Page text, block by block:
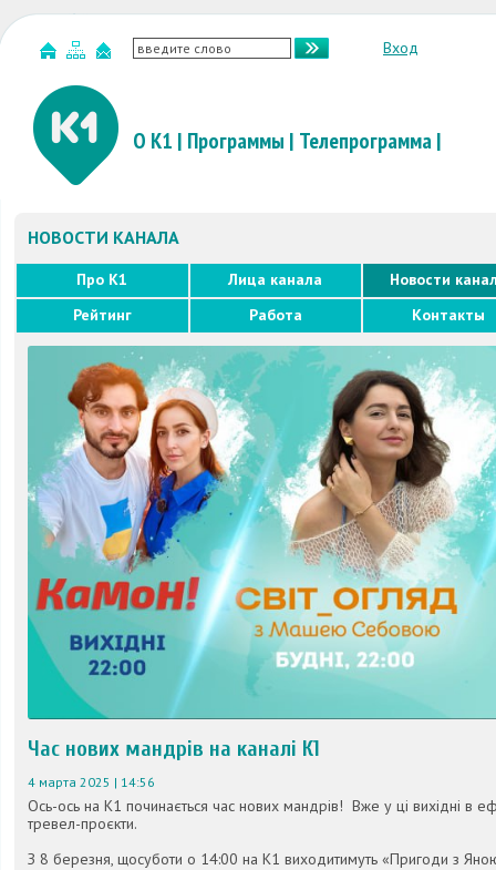
Вход
О К1 | Программы | Телепрограмма|
НОВОСТИ КАНАЛА
Про K1 Лица канала
Новости
Рейтинг
Работа Контакты
Час нових мандрів на каналі К1
4 марта 2025 | 14:56
Ось-ось на К1 починається час нових мандрів! Вже у ці вихідні в
тревел-проєкти.
З 8 березня, щосуботи о 14:00 на К1 виходитимуть «Пригоди з